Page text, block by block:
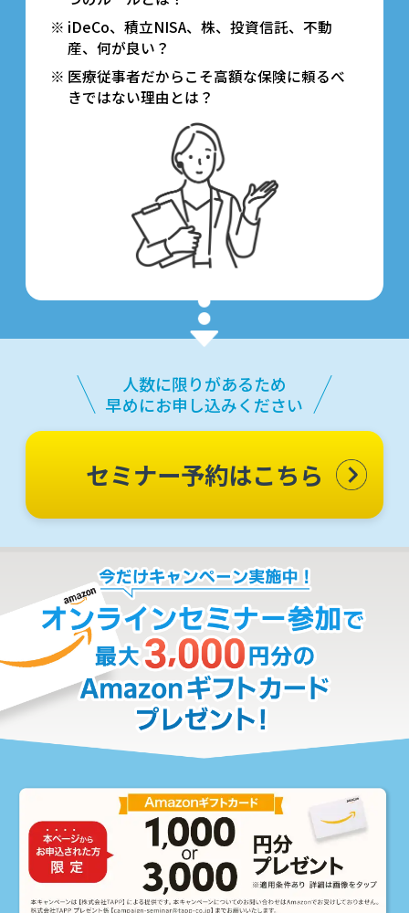
iDeCo、積立NISA、株、投資信託、不動
産、何が良い？
医療従事者だからこそ高額な保険に頼るべ
きではない理由とは？
人数に限りがあるため
早めにお申し込みください
セミナー予約はこちら